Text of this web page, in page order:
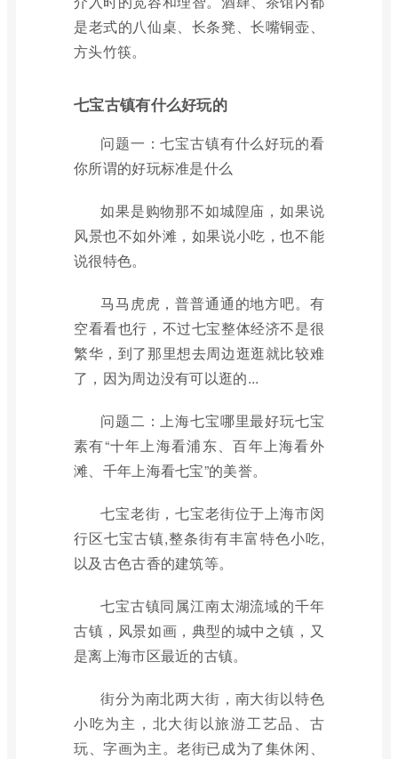
是老式的八仙桌、长条凳、长嘴铜壶、
方头竹筷。
七宝古镇有什么好玩的
问题一：七宝古镇有什么好玩的看
你所谓的好玩标准是什么
如果是购物那不如城隍庙，如果说
风景也不如外滩，如果说小吃，也不能
说很特色。
马马虎虎，普普通通的地方吧。有
空看看也行，不过七宝整体经济不是很
繁华，到了那里想去周边逛逛就比较难
了，因为周边没有可以逛的...
问题二：上海七宝哪里最好玩七宝
素有“十年上海看浦东、百年上海看外
滩、千年上海看七宝”的美誉。
七宝老街，七宝老街位于上海市闵
行区七宝古镇,整条街有丰富特色小吃,
以及古色古香的建筑等。
七宝古镇同属江南太湖流域的千年
古镇，风景如画，典型的城中之镇，又
是离上海市区最近的古镇。
街分为南北两大街，南大街以特色
小吃为主，北大街以旅游工艺品、古
玩、字画为主。老街已成为了集休闲、